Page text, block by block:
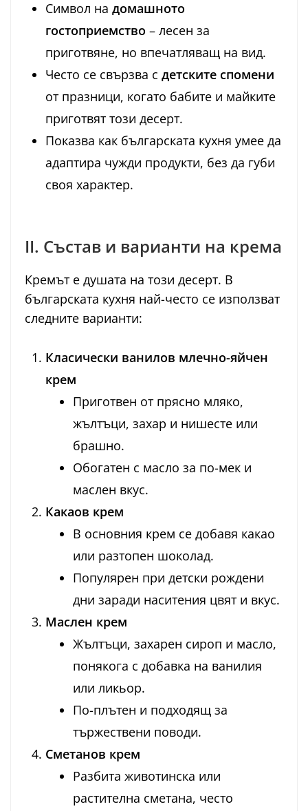
Символ на домашното
гостоприемство – лесен за
приготвяне, но впечатляващ на вид.
Често се свързва с детските спомени
от празници, когато бабите и майките
приготвят този десерт.
Показва как българската кухня умее да
адаптира чужди продукти, без да губи
своя характер.
II. Състав и варианти на крема
Кремът е душата на този десерт. В
българската кухня най-често се използват
следните варианти:
Класически ванилов млечно-яйчен
крем
Приготвен от прясно мляко,
жълтъци, захар и нишесте или
брашно.
Обогатен с масло за по-мек и
маслен вкус.
Какаов крем
В основния крем се добавя какао
или разтопен шоколад.
Популярен при детски рождени
дни заради наситения цвят и вкус.
Маслен крем
Жълтъци, захарен сироп и масло,
понякога с добавка на ванилия
или ликьор.
По-плътен и подходящ за
тържествени поводи.
Сметанов крем
Разбита животинска или
растителна сметана, често